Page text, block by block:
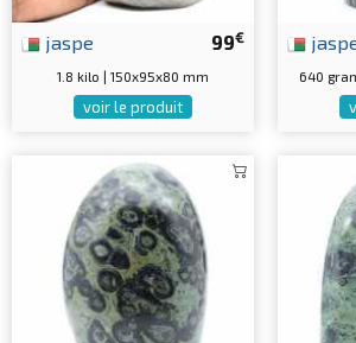
99€
jaspe
1.8 kilo | 150x95x80 mm
voir le produit
640